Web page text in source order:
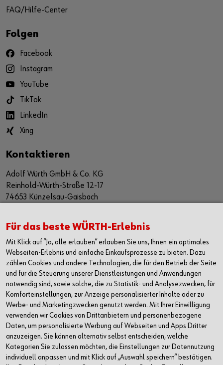
FAQ/Hilfe-Center
Folgen
Facebook
Instagram
YouTube
TikTok
LinkedIn
Xing
Kontaktieren
Adolf Würth GmbH & Co. KG
Reinhold-Würth-Straße 12-17
74653 Künzelsau-Gaisbach
Alle Kontaktmöglichkeiten
+49 7940 15-2400
info@wuerth.com
Für das beste WÜRTH-Erlebnis
Mit Klick auf “Ja, alle erlauben“ erlauben Sie uns, Ihnen ein optimales
Webseiten-Erlebnis und einfache Einkaufsprozesse zu bieten. Dazu
zählen Cookies und andere Technologien, die für den Betrieb der Seite
und für die Steuerung unserer Dienstleistungen und Anwendungen
notwendig sind, sowie solche, die zu Statistik- und Analysezwecken, für
Komforteinstellungen, zur Anzeige personalisierter Inhalte oder zu
Werbe- und Marketingzwecken genutzt werden. Mit Ihrer Einwilligung
verwenden wir Cookies von Drittanbietern und personenbezogene
Daten, um personalisierte Werbung auf Webseiten und Apps Dritter
anzuzeigen. Sie können alternativ selbst entscheiden, welche
Kategorien Sie zulassen möchten, die Einstellungen zur Datennutzung
individuell anpassen und mit Klick auf „Auswahl speichern“ bestätigen.